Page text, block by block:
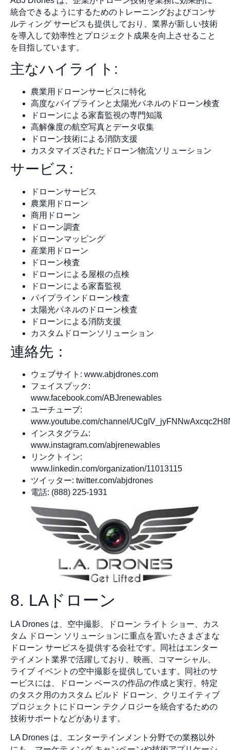
統合できるようにするためのトレーニングおよびコンサ
ルティング サービスも提供しており、業界が新しい技術
を導入して効率性とプロジェクト成果を向上させること
を目指しています。
主なハイライト:
農業用ドローンサービスに特化
高度なパイプラインと太陽光パネルのドローン検査
ドローンによる家畜監視の専門知識
高解像度の航空写真とデータ収集
ドローン技術による消防支援
カスタマイズされたドローン物流ソリューション
サービス:
ドローンサービス
農業用ドローン
商用ドローン
ドローン調査
ドローンマッピング
産業用ドローン
ドローン検査
ドローンによる屋根の点検
ドローンによる家畜監視
パイプラインドローン検査
太陽光パネルのドローン検査
ドローンによる消防支援
カスタムドローンソリューション
連絡先：
ウェブサイト: www.abjdrones.com
フェイスブック:
www.facebook.com/ABJrenewables
ユーチューブ:
www.youtube.com/channel/
インスタグラム:
www.instagram.com/abjrenewables
リンクトイン:
www.linkedin.com/organization/11013115
ツイッター: twitter.com/abjdrones
電話: (888) 225-1931
8. LAドローン
LA Drones は、空中撮影、ドローン ライト ショー、カス
タム ドローン ソリューションに重点を置いたさまざまな
ドローン サービスを提供する会社です。同社はエンター
テイメント業界で活躍しており、映画、コマーシャル、
ライブ イベントの空中撮影を提供しています。同社のサ
ービスには、ドローン ベースの作品の作成と実行、特定
のタスク用のカスタム ビルド ドローン、クリエイティブ
プロジェクトにドローン テクノロジーを統合するための
技術サポートなどがあります。
LA Drones は、エンターテインメント分野での業務以外